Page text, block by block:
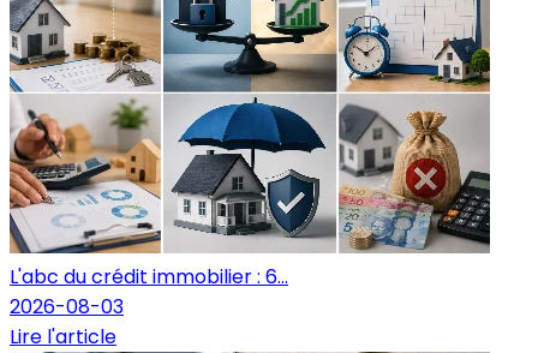
L'abc du crédit immobilier : 6...
2026-08-03
Lire l'article